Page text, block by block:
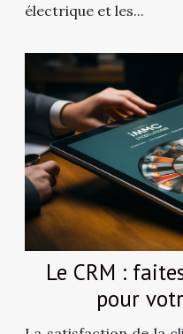
électrique et les...
Le CRM :
pour